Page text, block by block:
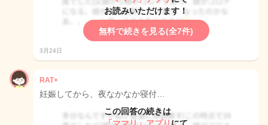
お読みいただけます！
無料で続きを見る(全7件)
3月24日
RAT+
妊娠してから、夜なかなか寝付…
この回答の続きは